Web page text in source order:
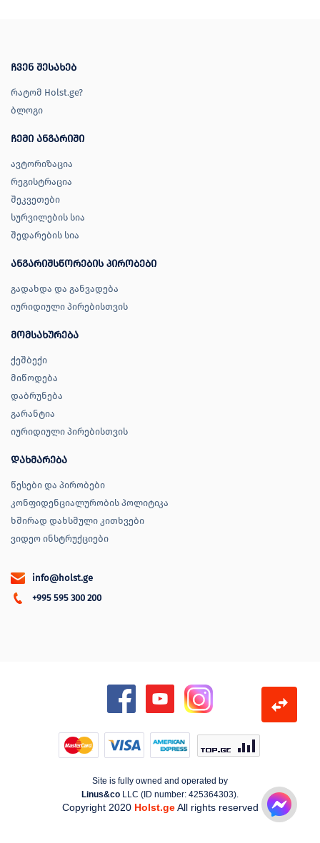
ჩვენ შესახებ
რატომ Holst.ge?
ბლოგი
ჩემი ანგარიში
ავტორიზაცია
რეგისტრაცია
შეკვეთები
სურვილების სია
შედარების სია
ანგარიშსწორების პირობები
გადახდა და განვადება
იურიდიული პირებისთვის
მომსახურება
ქეშბექი
მიწოდება
დაბრუნება
გარანტია
იურიდიული პირებისთვის
დახმარება
წესები და პირობები
კონფიდენციალურობის პოლიტიკა
ხშირად დახსმული კითხვები
ვიდეო ინსტრუქციები
info@holst.ge
+995 595 300 200
Site is fully owned and operated by
Linus&co LLC (ID number: 425364303).
Copyright 2020 Holst.geAll rights reserved